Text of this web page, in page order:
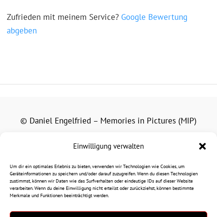
Einwilligung verwalten
Um dir ein optimales Erlebnis zu bieten, verwenden wir Technologien wie Cookies, um
Geräteinformationen zu speichern und/oder darauf zuzugreifen. Wenn du diesen Technologien
zustimmst, können wir Daten wie das Surfverhalten oder eindeutige IDs auf dieser Website
verarbeiten. Wenn du deine Einwilligung nicht erteilst oder zurückziehst, können bestimmte
Merkmale und Funktionen beeinträchtigt werden.
Zufrieden mit meinem Service? Google Bewertung
abgeben
© Daniel Engelfried – Memories in Pictures (MIP)
Alle auf dieser Website veröffentlichten Fotografien,
Eine Nutzung außerhalb der gesetzlichen Schranken des
Urheberrechts bedarf der vorherigen schriftlichen
Zustimmung.